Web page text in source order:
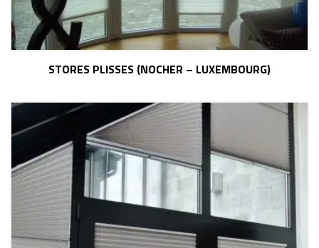
STORES PLISSES (NOCHER – LUXEMBOURG)